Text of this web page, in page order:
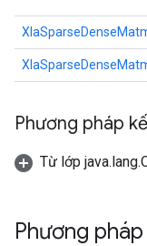
Phương pháp
Từ lớp
Phương